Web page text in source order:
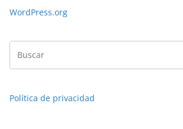
WordPress.org
Política de privacidad